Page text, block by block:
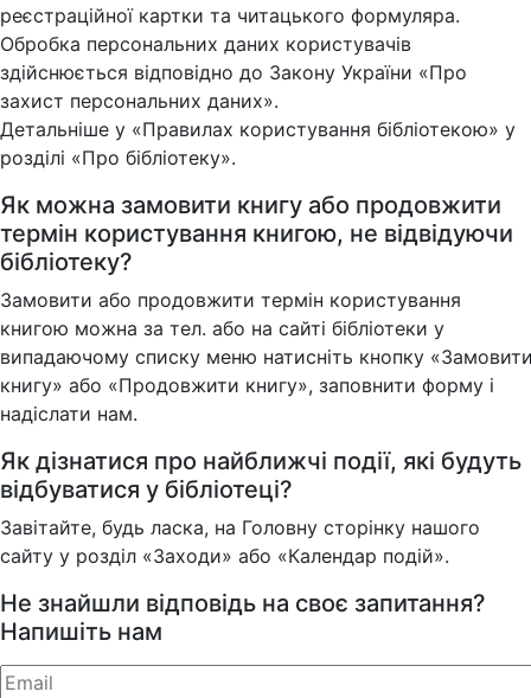
реєстраційної картки та читацького формуляра.
Обробка персональних даних користувачів
здійснюється відповідно до Закону України «Про
захист персональних даних».
Детальніше у «Правилах користування бібліотекою» у
розділі «Про бібліотеку».
Як можна замовити книгу або продовжити
термін користування книгою, не відвідуючи
бібліотеку?
Замовити або продовжити термін користування
книгою можна за тел. або на сайті бібліотеки у
випадаючому списку меню натисніть кнопку
книгу» або «Продовжити книгу», заповнити форму і
надіслати нам.
Як дізнатися про найближчі події, які будуть
відбуватися у бібліотеці?
Завітайте, будь ласка, на Головну сторінку нашого
сайту у розділ «Заходи» або «Календар подій».
Не знайшли відповідь на своє запитання?
Напишіть нам